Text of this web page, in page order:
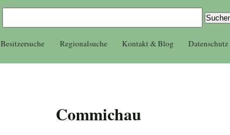
Besitzersuche Regionalsuche Kontakt & Blog Datenschutz
Commichau